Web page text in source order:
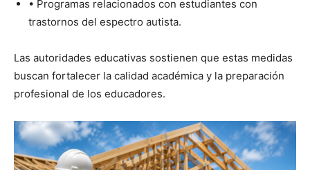
• Programas relacionados con estudiantes con
trastornos del espectro autista.
Las autoridades educativas sostienen que estas medidas
buscan fortalecer la calidad académica y la preparación
profesional de los educadores.